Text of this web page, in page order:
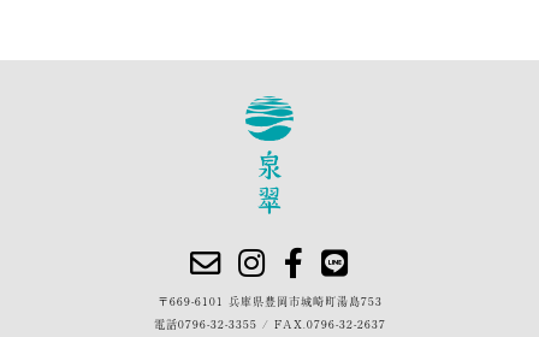
〒669-6101 兵庫県豊岡市城崎町湯島753
電話0796-32-3355 / FAX.0796-32-2637